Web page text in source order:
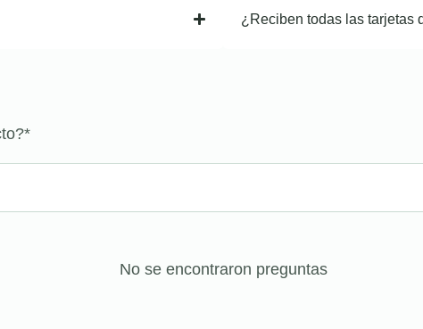
¿Reciben todas las tarjetas
*
No se encontraron preguntas